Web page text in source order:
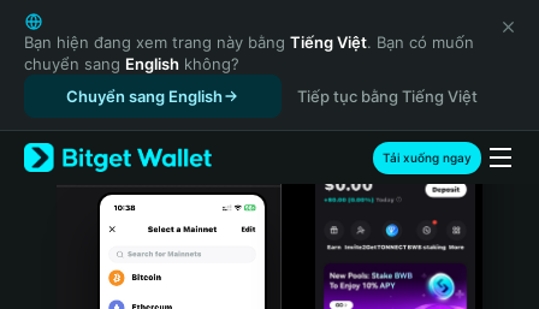
English
日本語
Tiếng Việt
Русский
Español (Latinoamérica)
Türkçe
Italiano
Bạn hiện đang xem trang này bằng Tiếng Việt. Bạn có muốn
chuyển sang English không?
Chuyển sang English
Tiếp tục bằng Tiếng Việt
Tải xuống ngay